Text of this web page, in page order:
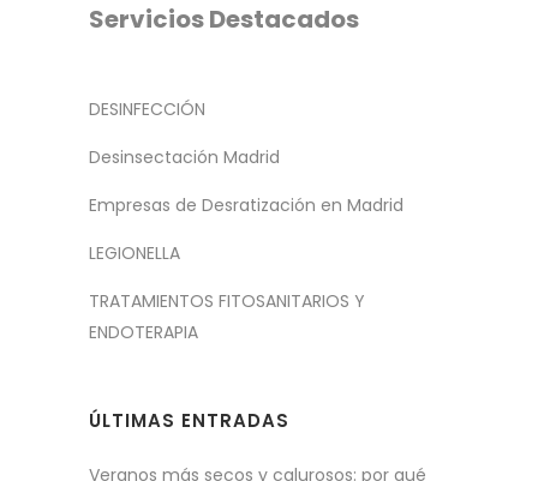
Servicios Destacados
DESINFECCIÓN
Desinsectación Madrid
Empresas de Desratización en Madrid
LEGIONELLA
TRATAMIENTOS FITOSANITARIOS Y
ENDOTERAPIA
ÚLTIMAS ENTRADAS
Veranos más secos y calurosos: por qué